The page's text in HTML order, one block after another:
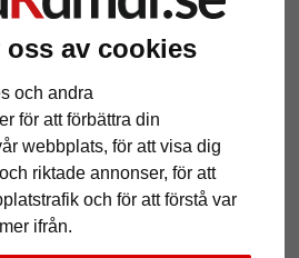
oss av cookies
och andra
för att förbättra din
webbplats, för att visa dig
riktade annonser, för att
och för att förstå var
ifrån.